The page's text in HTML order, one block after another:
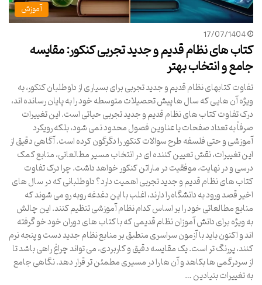
آموزش
17/07/1404
کتاب های نظام قدیم و جدید تجربی کنکور: مقایسه
جامع و انتخاب بهتر
تفاوت کتابهای نظام قدیم و جدید تجربی برای بسیاری از داوطلبان کنکور، به
ویژه آن هایی که سال ها پیش تحصیلات متوسطه خود را به پایان رسانده اند،
درک تفاوت کتاب های نظام قدیم و جدید تجربی حیاتی است. این تغییرات
صرفاً به تعداد صفحات یا عناوین فصول محدود نمی شود، بلکه رویکرد
آموزشی و حتی فلسفه طرح سوالات کنکور را دگرگون کرده است. آگاهی دقیق از
این تغییرات، نقش تعیین کننده ای در انتخاب مسیر مطالعاتی، منابع کمک
درسی و در نهایت، موفقیت در ماراتن کنکور خواهد داشت. چرا درک تفاوت
کتاب های نظام قدیم و جدید تجربی اهمیت دارد؟ داوطلبانی که در سال های
اخیر قصد ورود به دانشگاه را دارند، اغلب با این دغدغه روبه رو می شوند که
منابع مطالعاتی خود را بر اساس کدام نظام آموزشی تنظیم کنند. این چالش
به ویژه برای دانش آموزان نظام قدیمی که با کتاب های دوران خود خو گرفته
اند و اکنون باید با آزمون سراسری منطبق بر منابع نظام جدید دست و پنجه نرم
کنند، پررنگ تر است. یک مقایسه دقیق و کاربردی، می تواند چراغ راهی باشد تا
از سردرگمی ها بکاهد و آن ها را در مسیری مطمئن تر قرار دهد. نگاهی جامع
به تغییرات بنیادین …